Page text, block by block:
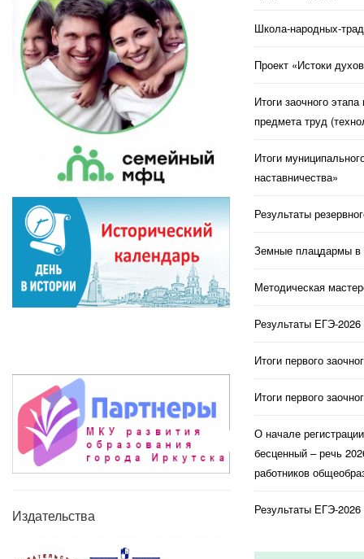
Издательства
Школа-народных-
Проект «Истоки
Итоги заочного
предмета труд
Итоги
наставничества»
Результаты
Земные плацдармы в
Методическая
Результаты ЕГЭ-
Итоги первого
Итоги первого
О начале
бесценный – речь
работников
Результаты ЕГЭ-